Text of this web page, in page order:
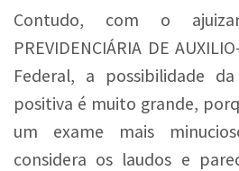
Contudo, com o
PREVIDENCIÁRIA DE
Federal, a possibilidade
positiva é muito grande,
um exame mais
considera os laudos e